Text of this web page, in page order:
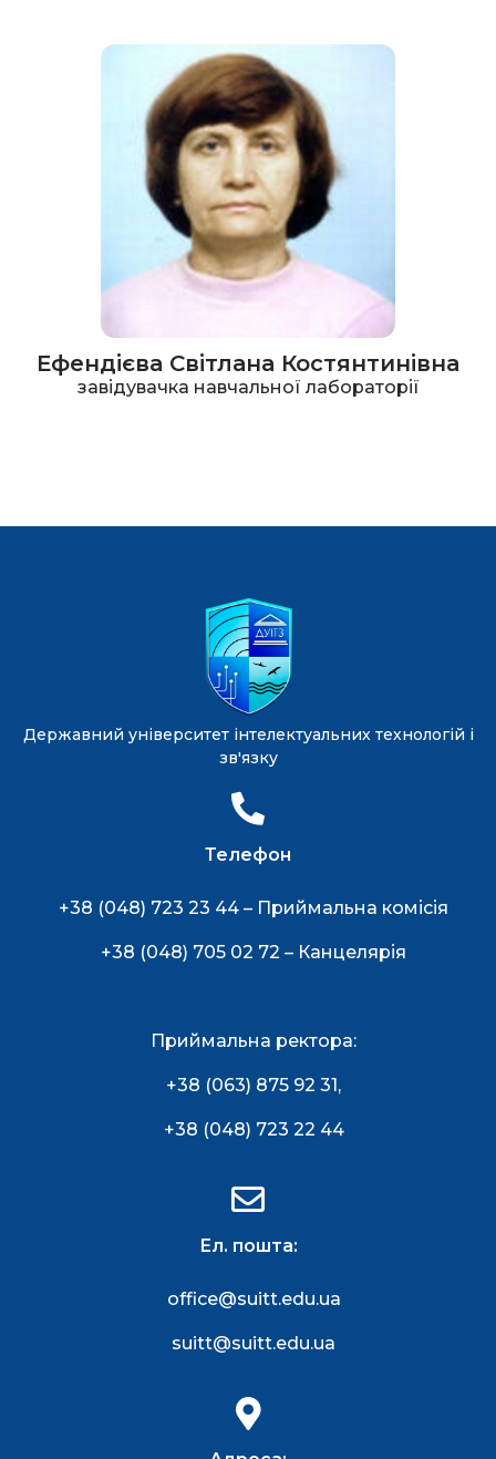
Ефендієва Світлана Костянтинівна
завідувачка навчальної лабораторії
Державний університет інтелектуальних технологій і
зв'язку
Телефон
+38 (048) 723 23 44 – Приймальна комісія
+38 (048) 705 02 72 – Канцелярія
Приймальна ректора:
+38 (063) 875 92 31,
+38 (048) 723 22 44
Ел. пошта:
office@suitt.edu.ua
suitt@suitt.edu.ua